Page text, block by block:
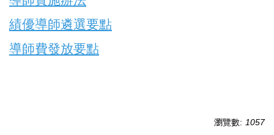
績優導師遴選要點
導師費發放要點
瀏覽數: 1057